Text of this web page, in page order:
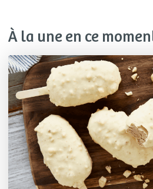
À la une en ce